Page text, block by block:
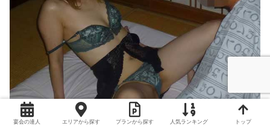
宴会の達人 エリアから探す プランから探す 人気ランキング トップ